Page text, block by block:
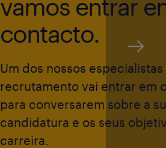
vamos entrar
contacto.
Um dos nossos
recrutamento vai entrar em
para conversarem sobre a
candidatura e os seus
carreira.